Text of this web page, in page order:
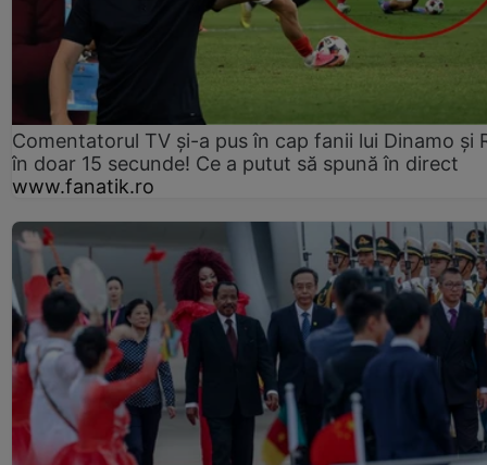
Comentatorul TV și-a pus în cap fanii lui Dinamo și
în doar 15 secunde! Ce a putut să spună în direct
www.fanatik.ro